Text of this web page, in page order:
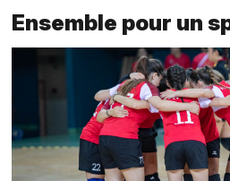
Ensemble pour un